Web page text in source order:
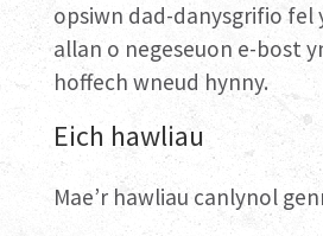
opsiwn dad-danysgrifio fel
allan o negeseuon e-bost
hoffech wneud hynny.
Eich hawliau
Mae’r hawliau canlynol